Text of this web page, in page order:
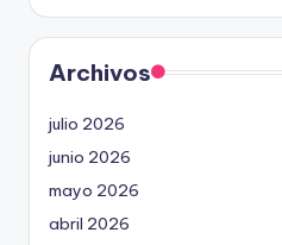
Archivos
julio 2026
junio 2026
mayo 2026
abril 2026